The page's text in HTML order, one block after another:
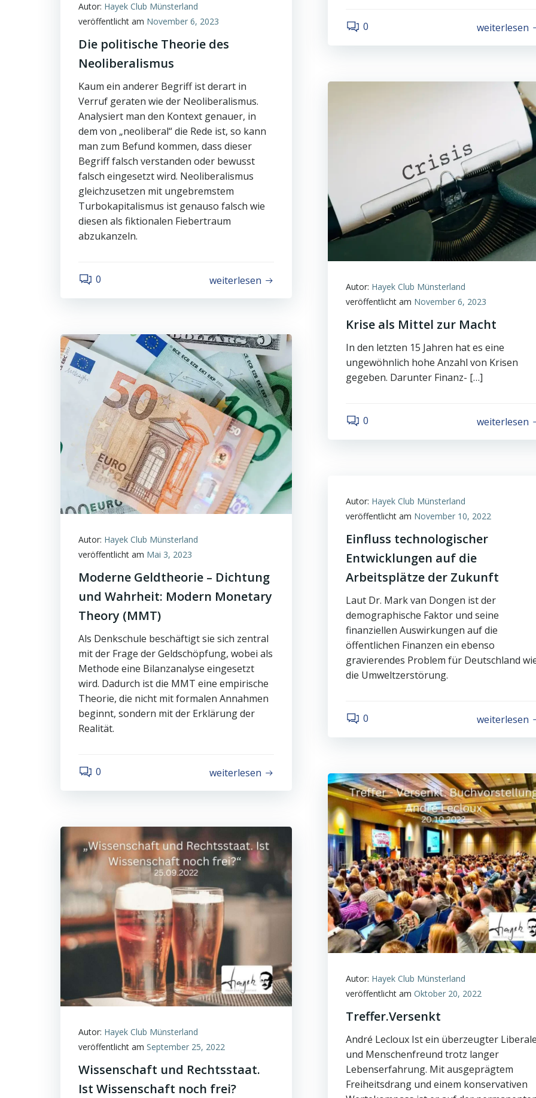
0 weiterlesen
Autor: Hayek Club Münsterland
veröffentlicht am November 6, 2023
Die politische Theorie des
Neoliberalismus
Kaum ein anderer Begriff ist derart in
Verruf geraten wie der Neoliberalismus.
Analysiert man den Kontext genauer, in
dem von „neoliberal“ die Rede ist, so kann
man zum Befund kommen, dass dieser
Begriff falsch verstanden oder bewusst
falsch eingesetzt wird. Neoliberalismus
gleichzusetzen mit ungebremstem
Turbokapitalismus ist genauso falsch wie
diesen als fiktionalen Fiebertraum
abzukanzeln.
0 weiterlesen Autor: Hayek Club Münsterland
veröffentlicht am November 6, 2023
Krise als Mittel zur Macht
In den letzten 15 Jahren hat es eine
ungewöhnlich hohe Anzahl von Krisen
gegeben. Darunter Finanz- […]
0 weiterlesen
Autor: Hayek Club Münsterland
veröffentlicht am Mai 3, 2023
Moderne Geldtheorie – Dichtung
und Wahrheit: Modern Monetary
Theory (MMT)
Als Denkschule beschäftigt sie sich zentral
mit der Frage der Geldschöpfung, wobei als
Methode eine Bilanzanalyse eingesetzt
wird. Dadurch ist die MMT eine empirische
Theorie, die nicht mit formalen Annahmen
beginnt, sondern mit der Erklärung der
Realität.
0 weiterlesen
Autor: Hayek Club Münsterland
veröffentlicht am November 10, 2022
Einfluss technologischer
Entwicklungen auf die
Arbeitsplätze der Zukunft
Laut Dr. Mark van Dongen ist der
demographische Faktor und seine
finanziellen Auswirkungen auf die
öffentlichen Finanzen ein ebenso
gravierendes Problem für Deutschland
die Umweltzerstörung.
0 weiterlesen
Autor: Hayek Club Münsterland
veröffentlicht am Oktober 20, 2022
Treffer.Versenkt
André Lecloux Ist ein überzeugter
und Menschenfreund trotz langer
Lebenserfahrung. Mit ausgeprägtem
Freiheitsdrang und einem konservativen
Autor: Hayek Club Münsterland
veröffentlicht am September 25, 2022
Wissenschaft und Rechtsstaat.
Ist Wissenschaft noch frei?